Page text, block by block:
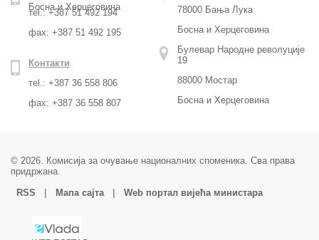
Босна и Херцеговина
78000 Бања Лука
Босна и Херцеговина
тel.: +387 51 492 194
фax: +387 51 492 195
Булевар Народне револуције
19
88000 Мостар
Босна и Херцеговина
Контакти
тel.: +387 36 558 806
фax: +387 36 558 807
© 2026. Комисија за очување националних споменика. Сва права
придржана.
RSS
| Мапа сајта | Web портал вијећа министара